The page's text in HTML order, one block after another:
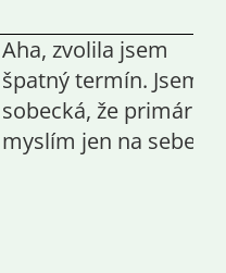
Aha, zvolila jsem
špatný termín. Jsem
sobecká, že primárně
myslím jen na sebe.